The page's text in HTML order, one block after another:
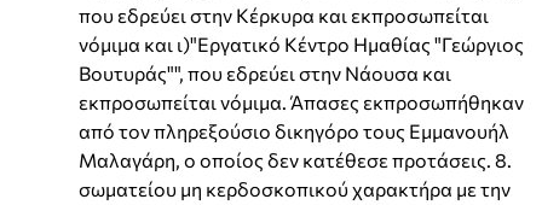
που εδρεύει στην Κέρκυρα και εκπροσωπείται
νόμιμα και ι)"Εργατικό Κέντρο Ημαθίας "Γεώργιος
Βουτυράς"", που εδρεύει στην Νάουσα και
εκπροσωπείται νόμιμα. Άπασες εκπροσωπήθηκαν
από τον πληρεξούσιο δικηγόρο τους Εμμανουήλ
Μαλαγάρη, ο οποίος δεν κατέθεσε προτάσεις. 8.
σωματείου μη κερδοσκοπικού χαρακτήρα με την